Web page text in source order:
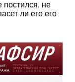
постился, не
ли его его